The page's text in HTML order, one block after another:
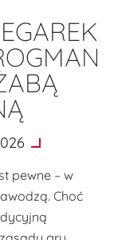
pewne – w
Choć